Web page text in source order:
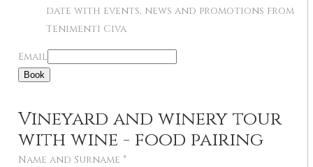
date with events, news and promotions from
Tenimenti Civa
Email
Book
Vineyard and winery tour
with wine - food pairing
Name and Surname *